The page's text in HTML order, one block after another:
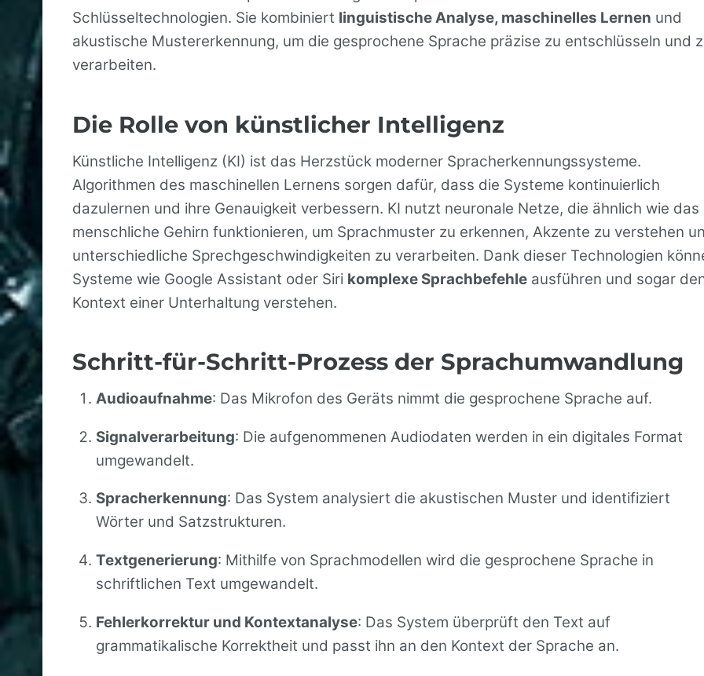
Schlüsseltechnologien. Sie kombiniert linguistische Analyse, maschinelles Lernen und
akustische Mustererkennung, um die gesprochene Sprache präzise zu entschlüsseln und
verarbeiten.
Die Rolle von künstlicher Intelligenz
Künstliche Intelligenz (KI) ist das Herzstück moderner Spracherkennungssysteme.
Algorithmen des maschinellen Lernens sorgen dafür, dass die Systeme kontinuierlich
dazulernen und ihre Genauigkeit verbessern. KI nutzt neuronale Netze, die ähnlich wie das
menschliche Gehirn funktionieren, um Sprachmuster zu erkennen, Akzente zu verstehen
unterschiedliche Sprechgeschwindigkeiten zu verarbeiten. Dank dieser Technologien
Systeme wie Google Assistant oder Siri komplexe Sprachbefehle ausführen und sogar
Kontext einer Unterhaltung verstehen.
Schritt-für-Schritt-Prozess der Sprachumwandlung
Audioaufnahme: Das Mikrofon des Geräts nimmt die gesprochene Sprache auf.
Signalverarbeitung: Die aufgenommenen Audiodaten werden in ein digitales Format
umgewandelt.
Spracherkennung: Das System analysiert die akustischen Muster und identifiziert
Wörter und Satzstrukturen.
Textgenerierung: Mithilfe von Sprachmodellen wird die gesprochene Sprache in
schriftlichen Text umgewandelt.
Fehlerkorrektur und Kontextanalyse: Das System überprüft den Text auf
grammatikalische Korrektheit und passt ihn an den Kontext der Sprache an.